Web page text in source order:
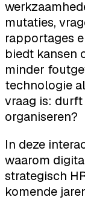
mutaties,
rapportages
biedt kansen
minder
technologie
vraag is:
organiseren?
In deze
waarom
strategisch
komende